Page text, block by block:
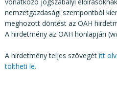
nemzetgazdasági szempontból
meghozott döntést az OAH
A hirdetmény az OAH honlapján
A hirdetmény teljes szövegét itt
töltheti le.